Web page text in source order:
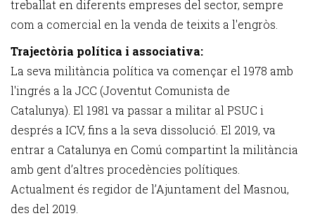
treballat en diferents empreses del sector, sempre
com a comercial en la venda de teixits a l'engròs.
Trajectòria política i associativa:
La seva militància política va començar el 1978 amb
l'ingrés a la JCC (Joventut Comunista de
Catalunya). El 1981 va passar a militar al PSUC i
després a ICV, fins a la seva dissolució. El 2019, va
entrar a Catalunya en Comú compartint la militància
amb gent d’altres procedències polítiques.
Actualment és regidor de l’Ajuntament del Masnou,
des del 2019.